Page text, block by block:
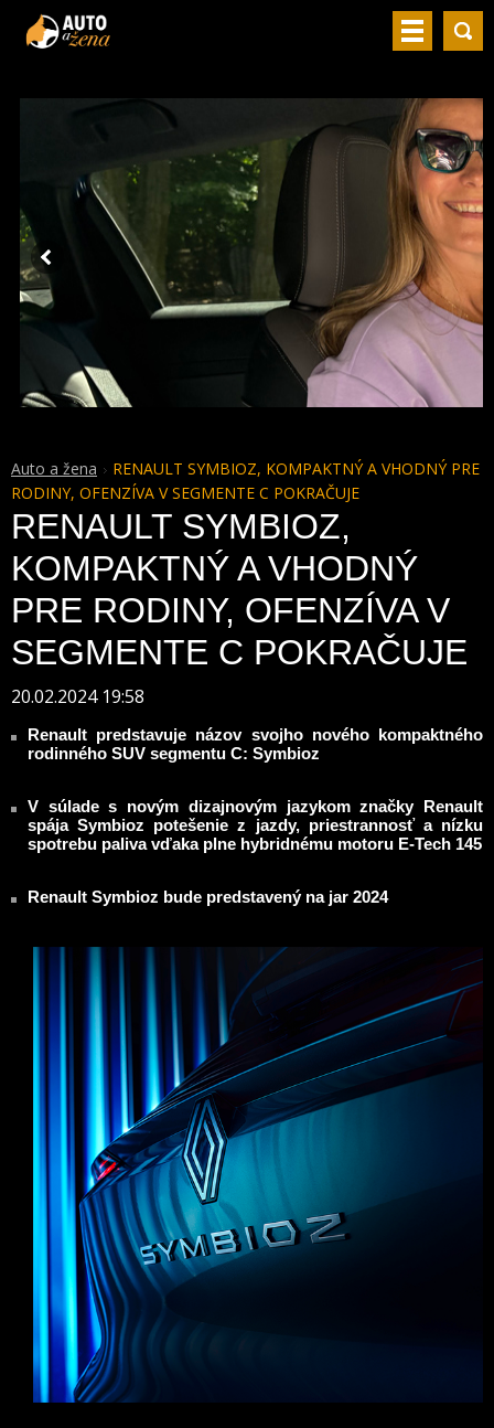
Auto a žena
RENAULT SYMBIOZ, KOMPAKTNÝ A VHODNÝ PRE
RODINY, OFENZÍVA V SEGMENTE C POKRAČUJE
RENAULT SYMBIOZ,
KOMPAKTNÝ A VHODNÝ
PRE RODINY, OFENZÍVA V
SEGMENTE C POKRAČUJE
20.02.2024 19:58
Renault predstavuje názov svojho nového kompaktného
rodinného SUV segmentu C: Symbioz
V súlade s novým dizajnovým jazykom značky Renault
spája Symbioz potešenie z jazdy, priestrannosť a nízku
spotrebu paliva vďaka plne hybridnému motoru E-Tech 145
Renault Symbioz bude predstavený na jar 2024